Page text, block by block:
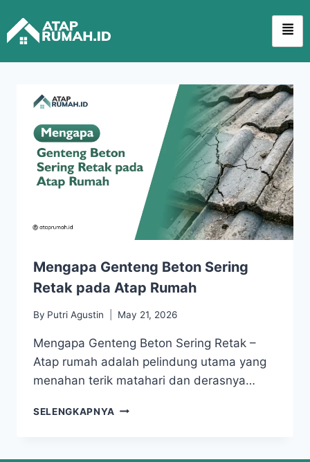
Mengapa Genteng Beton Sering
Retak pada Atap Rumah
By Putri Agustin May 21, 2026
Mengapa Genteng Beton Sering Retak –
Atap rumah adalah pelindung utama yang
menahan terik matahari dan derasnya…
SELENGKAPNYA